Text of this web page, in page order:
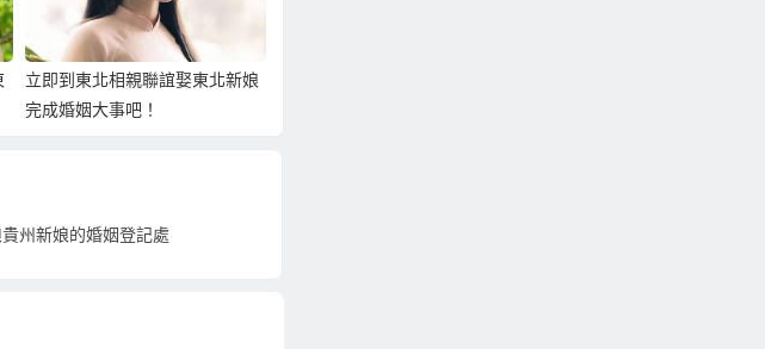
立即到東北相親聯誼娶東北新娘
完成婚姻大事吧！
州新娘的婚姻登記處